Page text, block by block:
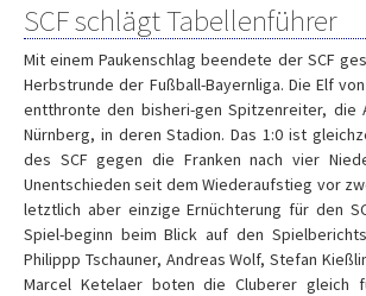
SCF schlägt Tabellenführer
Mit einem Paukenschlag beendete der SCF
Herbstrunde der Fußball-Bayernliga. Die Elf
entthronte den bisheri-gen Spitzenreiter, die
Nürnberg, in deren Stadion. Das 1:0 ist
des SCF gegen die Franken nach vier
Unentschieden seit dem Wiederaufstieg vor
letztlich aber einzige Ernüchterung für den
Spiel-beginn beim Blick auf den
Philippp Tschauner, Andreas Wolf, Stefan
Marcel Ketelaer boten die Cluberer gleich